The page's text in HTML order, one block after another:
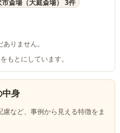
市斎場（大庭斎場） 3件
りません。
もとにしています。
中身
など、事例から見える特徴をま